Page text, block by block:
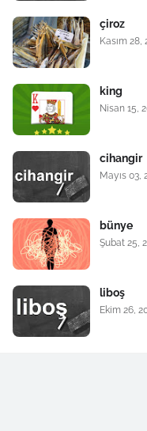
çiroz
Kasım 28,
king
Nisan 15,
cihangir
Mayıs 03,
bünye
Şubat 25,
liboş
Ekim 26,